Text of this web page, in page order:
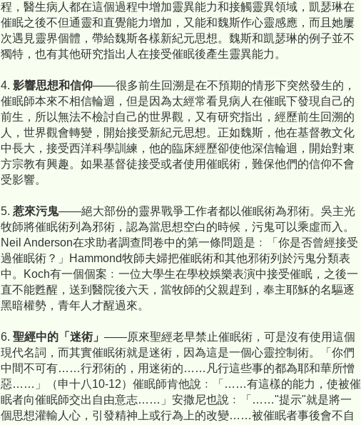
程，醫生病人都在這個過程中增加靈異能力和接觸靈異領域，凱瑟琳在
催眠之後不但通靈和直覺能力增加，又能和魏斯作心靈感應，而且她屢
次遇見靈界個體，帶給魏斯各樣新紀元思想。魏斯和凱瑟琳的例子並不
獨特，也有其他研究指出人在接受催眠後產生靈異能力。
4. 影響思想和信仰——很多前生回溯是在不預期的情形下突然發生的，
催眠師本來不相信輪迴，但是因為太經常看見病人在催眠下發現自己的
前生，所以無法不檢討自己的世界觀，又有研究指出，經歷前生回溯的
人，世界觀會轉變，開始接受新紀元思想。正如魏斯，他在基督教文化
中長大，接受西洋科學訓練，他的臨床經歷卻使他深信輪迴，開始對東
方宗教有興趣。如果基督徒接受或者使用催眠術，難保他們的信仰不會
受影響。
5. 惹來污鬼——絕大部份的靈界戰爭工作者都以催眠術為邪術。吳主光
牧師將催眠術列為邪術，認為當思想空白的時候，污鬼可以乘虛而入。
Neil Anderson在求助者調查問卷中的第一條問題是﹕「你是否曾經接受
過催眠術？」Hammond牧師夫婦把催眠術和其他邪術列於污鬼分類表
中。Koch有一個個案﹕一位大學生在學校娛樂表演中接受催眠，之後一
直不能甦醒，送到醫院後六天，當牧師的父親趕到，奉主耶穌的名驅逐
黑暗權勢，青年人才醒過來。
6. 聖經中的「迷術」 ——原來聖經老早禁止催眠術，可是沒有使用這個
現代名詞，而其實催眠術就是迷術，因為這是一個心靈控制術。「你們
中間不可有……行邪術的，用迷術的……凡行這些事的都為耶和華所憎
惡……」（申十八10-12）催眠師肯他說﹕「……有這樣的能力，使被催
眠者向催眠師交出自由意志……」安撒尼也說﹕「……"提示"就是將一
個思想灌輸人心，引發精神上或行為上的改變……被催眠者事後會不自